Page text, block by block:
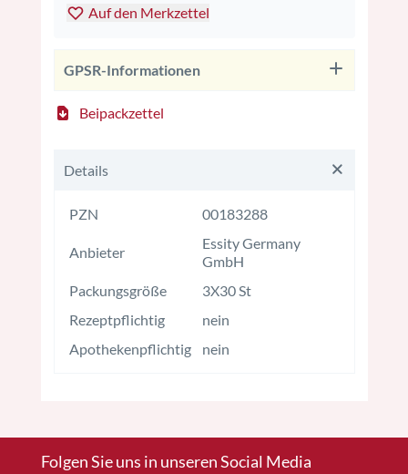
Auf den Merkzettel
GPSR-Informationen
Beipackzettel
Details
PZN 00183288
Anbieter
Essity Germany
GmbH
Packungsgröße
3X30 St
Rezeptpflichtig
nein
Apothekenpflichtig
nein
Folgen Sie uns in unseren Social Media